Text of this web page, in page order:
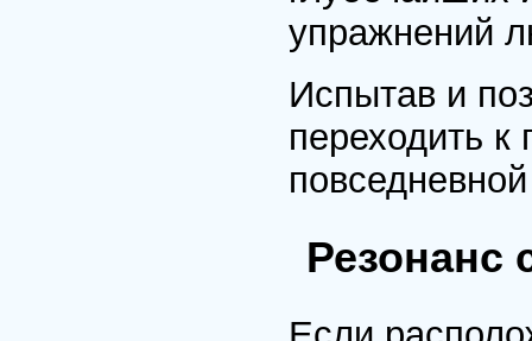
упражнений
Испытав и
переходить к
Резонанс